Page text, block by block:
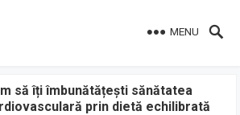
MENU
să îți îmbunătățești sănătatea
prin dietă echilibrată